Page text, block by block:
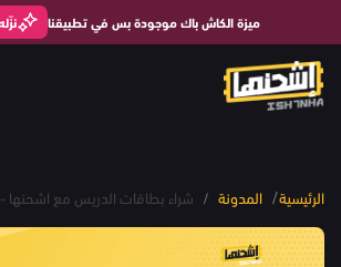
ميزة الكاش باك موجودة بس في تطبيقنا
الرئيسية/ المدونة / شراء بطاقات الدريس مع اشحنها